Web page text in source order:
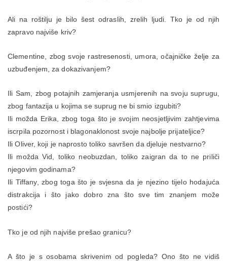
Ali na roštilju je bilo šest odraslih, zrelih ljudi. Tko je od njih
zapravo najviše kriv?
Clementine, zbog svoje rastresenosti, umora, očajničke želje za
uzbuđenjem, za dokazivanjem?
Ili Sam, zbog potajnih zamjeranja usmjerenih na svoju suprugu,
zbog fantazija u kojima se suprug ne bi smio izgubiti?
Ili možda Erika, zbog toga što je svojim neosjetljivim zahtjevima
iscrpila pozornost i blagonaklonost svoje najbolje prijateljice?
Ili Oliver, koji je naprosto toliko savršen da djeluje nestvarno?
Ili možda Vid, toliko neobuzdan, toliko zaigran da to ne priliči
njegovim godinama?
Ili Tiffany, zbog toga što je svjesna da je njezino tijelo hodajuća
distrakcija i što jako dobro zna što sve tim znanjem može
postići?
Tko je od njih najviše prešao granicu?
A što je s osobama skrivenim od pogleda? Ono što ne vidiš